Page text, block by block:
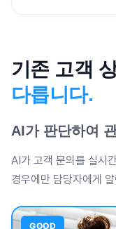
기존 고객
다릅니다.
AI가 판단하여
AI가 고객 문의를 실시
경우에만 담당자에게